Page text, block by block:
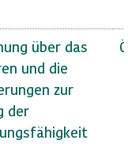
über das
und die
zur
der